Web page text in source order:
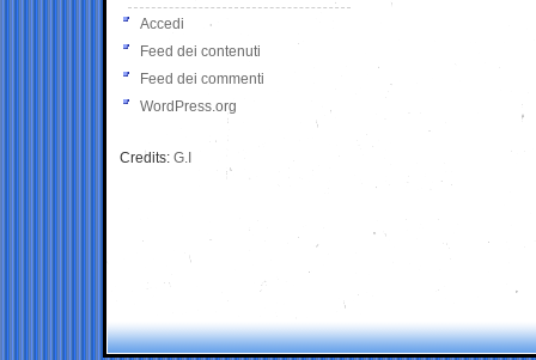
Accedi
Feed dei contenuti
Feed dei commenti
WordPress.org
Credits: G.I